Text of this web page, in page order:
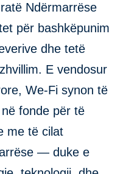
Ndërmarrëse
për bashkëpunim
dhe tetë
E vendosur
We-Fi synon të
fonde për të
me të cilat
— duke e